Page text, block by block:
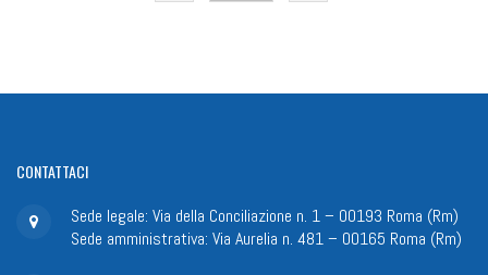
CONTATTACI
Sede legale: Via della Conciliazione n. 1 – 00193 Roma (Rm)
Sede amministrativa: Via Aurelia n. 481 – 00165 Roma (Rm)